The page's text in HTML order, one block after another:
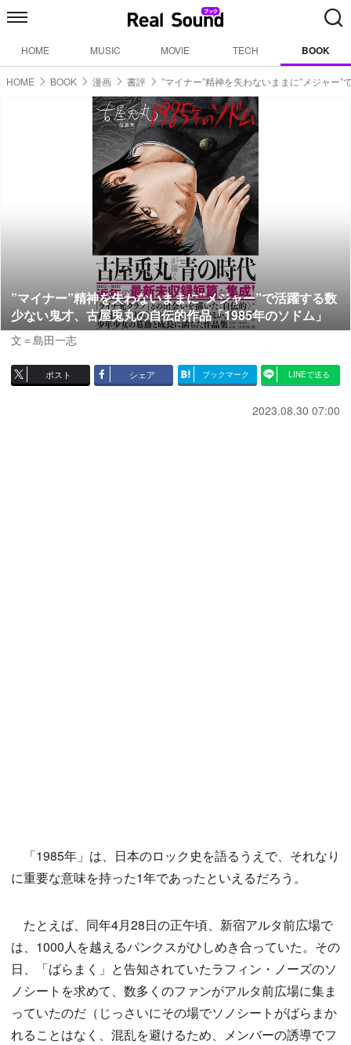
HOME MUSIC MOVIE TECH BOOK
HOME BOOK 漫画 書評 ”マイナー”精神を失わないままに”メジャー
”マイナー”精神を失わないままに”メジャー”で活躍する数
少ない鬼才、古屋兎丸の自伝的作品「1985年のソドム」
文＝島田一志
ポスト シェア ブックマーク LINEで送る
2023.08.30 07:00
「1985年」は、日本のロック史を語るうえで、それなり
に重要な意味を持った1年であったといえるだろう。
たとえば、同年4月28日の正午頃、新宿アルタ前広場で
は、1000人を越えるパンクスがひしめき合っていた。その
日、「ばらまく」と告知されていたラフィン・ノーズのソ
ノシートを求めて、数多くのファンがアルタ前広場に集ま
っていたのだ（じっさいにその場でソノシートがばらまか
れることはなく、混乱を避けるため、メンバーの誘導でフ